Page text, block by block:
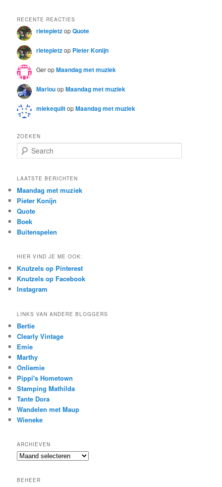
RECENTE REACTIES
rietepietzopQuote
rietepietzop Pieter Konijn
GeropMaandag met muziek
MarlouopMaandag met muziek
miekequiltopMaandag met muziek
ZOEKEN
e
r
h
LAATSTE BERICHTEN
Maandag met muziek
Pieter Konijn
Quote
Boek
Buitenspelen
HIER VIND JE ME OOK:
Knutzels op Pinterest
Knutzels op Facebook
Instagram
LINKS VAN ANDERE BLOGGERS
Bertie
Clearly Vintage
Emie
Marthy
Onliemie
Pippi's Hometown
Stamping Mathilda
Tante Dora
Wandelen met Maup
Wieneke
ARCHIEVEN
Archieven
BEHEER